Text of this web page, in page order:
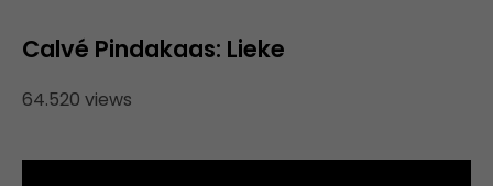
Calvé Pindakaas: Lieke
64.520 views